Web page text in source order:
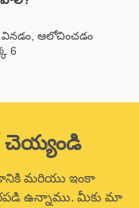
ఆలోచించడం
6
చెయ్యండి
మరియు ఇంకా
ఉన్నాము. మీకు మా